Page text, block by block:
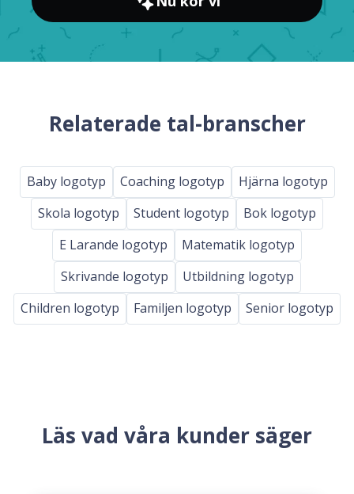
Relaterade tal-branscher
Baby logotyp Coaching logotyp
Hjärna logotyp
Skola logotyp
Student logotyp
Bok logotyp
E Larande logotyp
Matematik logotyp
Skrivande logotyp
Utbildning logotyp
Children logotyp
Familjen logotyp Senior logotyp
Läs vad våra kunder säger